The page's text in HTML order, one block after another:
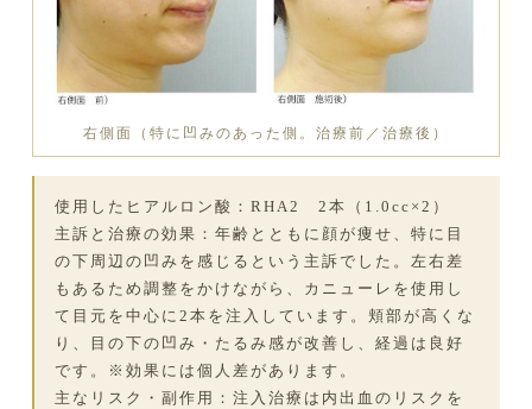
右側面（特に凹みのあった側。治療前／治療後）
使用したヒアルロン酸：RHA2 2本（1.0cc×2）
主訴と治療の効果：年齢とともに顔が痩せ、特に目
の下周辺の凹みを感じるという主訴でした。左右差
もあるため調整をかけながら、カニューレを使用し
て目元を中心に2本を注入しています。頬部が高くな
り、目の下の凹み・たるみ感が改善し、経過は良好
です。※効果には個人差があります。
主なリスク・副作用：注入治療は内出血のリスクを